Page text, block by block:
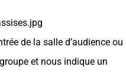
de la salle d’audience ou
et nous indique un